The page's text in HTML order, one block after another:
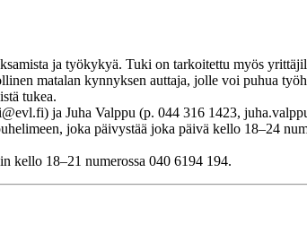
ja työkykyä. Tuki on tarkoitettu myös
matalan kynnyksen auttaja, jolle voi puhua
tukea.
ja Juha Valppu (p. 044 316 1423,
joka päivystää joka päivä kello 18–24
kello 18–21 numerossa 040 6194 194.